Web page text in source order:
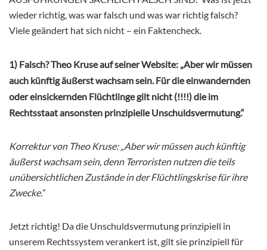
wieder richtig, was war falsch und was war richtig falsch?
Viele geändert hat sich nicht – ein Faktencheck.
1) Falsch? Theo Kruse auf seiner Website: „Aber wir müssen
auch künftig äußerst wachsam sein. Für die einwandernden
oder einsickernden Flüchtlinge gilt nicht (!!!!) die im
Rechtsstaat ansonsten prinzipielle Unschuldsvermutung.“
Korrektur von Theo Kruse: „Aber wir müssen auch künftig
äußerst wachsam sein, denn Terroristen nutzen die teils
unübersichtlichen Zustände in der Flüchtlingskrise für ihre
Zwecke.“
Jetzt richtig! Da die Unschuldsvermutung prinzipiell in
unserem Rechtssystem verankert ist, gilt sie prinzipiell für